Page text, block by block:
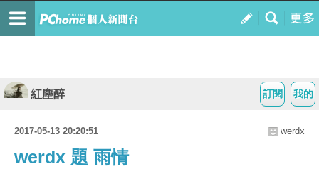
我的
訂閱
紅塵醉
2017-05-13 20:20:51 werdx
werdx 題 雨情